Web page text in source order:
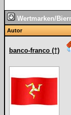
Wertmarken/
Autor
banco-franco (†)